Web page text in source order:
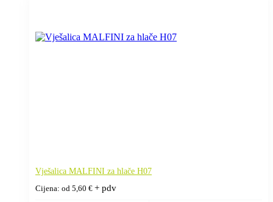
Vješalica MALFINI za hlače H07
Cijena: od 5,60 € + pdv